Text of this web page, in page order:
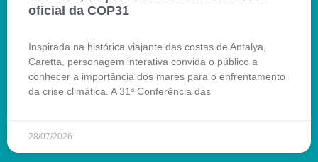
oficial da COP31
Inspirada na histórica viajante das costas de Antalya,
Caretta, personagem interativa convida o público a
conhecer a importância dos mares para o enfrentamento
da crise climática. A 31ª Conferência das
28/07/2026